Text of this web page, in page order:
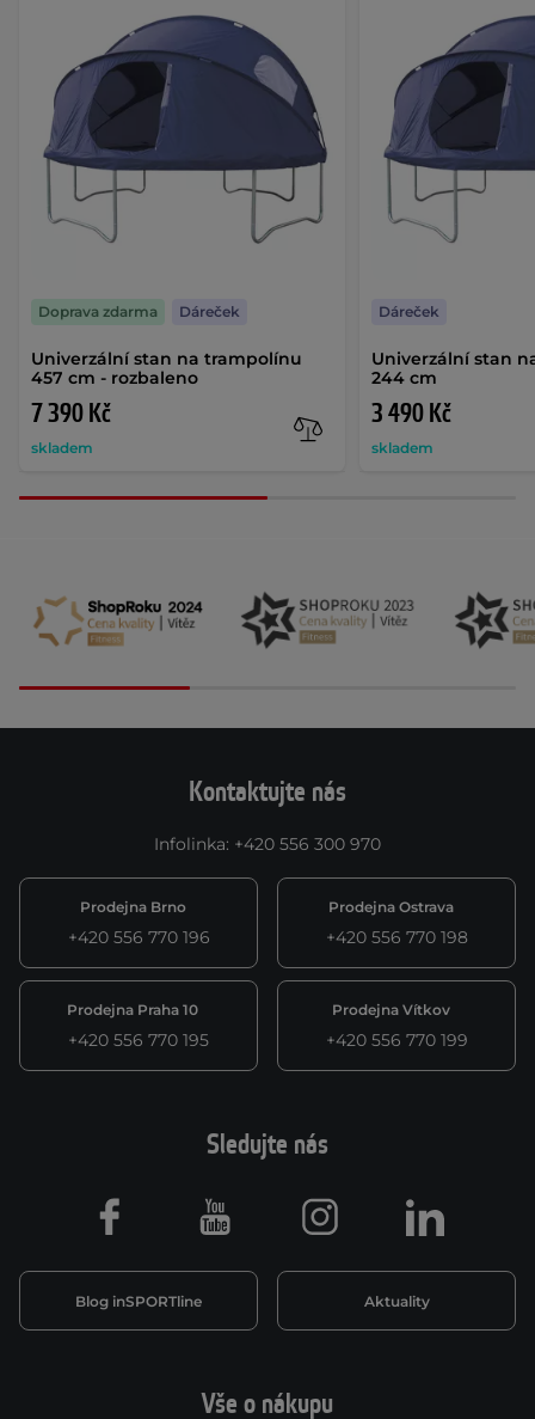
Univerzální stan na trampolínu
457 cm - rozbaleno
7 390 Kč
skladem
Doprava zdarma Dáreček
Univerzální stan
244 cm
3 490 Kč
skladem
Dáreček
Kontaktujte nás
Infolinka: +420 556 300 970
Prodejna Brno
+420 556 770 196
Prodejna Ostrava
+420 556 770 198
Prodejna Praha 10
+420 556 770 195
Prodejna Vítkov
+420 556 770 199
Vše o nákupu
Sledujte nás
Blog inSPORTline Aktuality
Facebook Youtube Instagram LinkedIn